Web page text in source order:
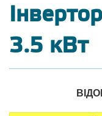
3.5 кВт